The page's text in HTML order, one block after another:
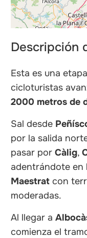
Descripción
Esta es una
cicloturistas
2000 metros de
Sal desde
por la salida
pasar porCàlig,
adentrándote en
Maestrat con
moderadas.
Al llegar a
comienza el